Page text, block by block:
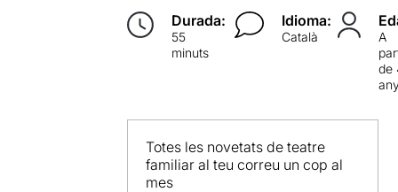
Durada:
55
minuts
Idioma:
Català
A
de
Totes les novetats de teatre
familiar al teu correu un cop al
mes